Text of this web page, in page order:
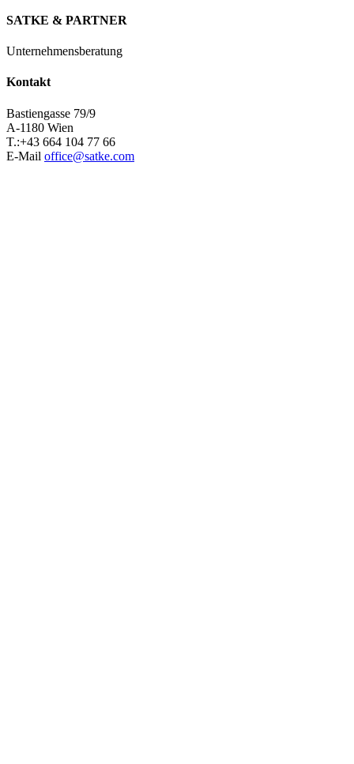
SATKE & PARTNER
Unternehmensberatung
Kontakt
Bastiengasse 79/9
A-1180 Wien
T.:+43 664 104 77 66
E-Mail office@satke.com